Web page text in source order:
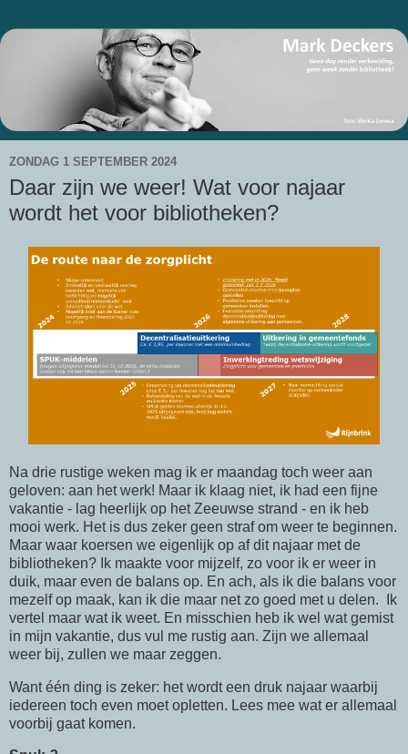
ZONDAG 1 SEPTEMBER 2024
Daar zijn we weer! Wat voor najaar
wordt het voor bibliotheken?
Na drie rustige weken mag ik er maandag toch weer aan
geloven: aan het werk! Maar ik klaag niet, ik had een fijne
vakantie - lag heerlijk op het Zeeuwse strand - en ik heb
mooi werk. Het is dus zeker geen straf om weer te beginnen.
Maar waar koersen we eigenlijk op af dit najaar met de
bibliotheken? Ik maakte voor mijzelf, zo voor ik er weer in
duik, maar even de balans op. En ach, als ik die balans voor
mezelf op maak, kan ik die maar net zo goed met u delen. Ik
vertel maar wat ik weet. En misschien heb ik wel wat gemist
in mijn vakantie, dus vul me rustig aan. Zijn we allemaal
weer bij, zullen we maar zeggen.
Want één ding is zeker: het wordt een druk najaar waarbij
iedereen toch even moet opletten. Lees mee wat er allemaal
voorbij gaat komen.